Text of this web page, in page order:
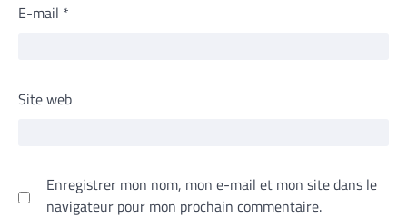
E-mail *
Site web
Enregistrer mon nom, mon e-mail et mon site dans le
navigateur pour mon prochain commentaire.